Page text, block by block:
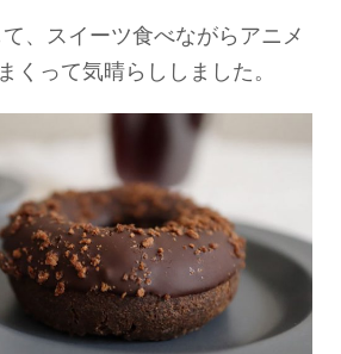
、スイーツ食べながらアニメ
くって気晴らししました。